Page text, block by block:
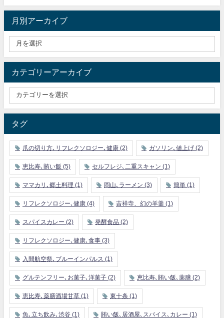
月別アーカイブ
カテゴリーアーカイブ
タグ
爪の切り方､リフレクソロジー､健康 (2) ガソリン､値上げ (2)
恵比寿､賄い飯 (5) セルフレジ､二重スキャン (1)
ママカリ､郷土料理 (1) 岡山､ラーメン (3) 簡単 (1)
リフレクソロジー､健康 (4) 吉祥寺、幻の羊羹 (1)
スパイスカレー (2) 発酵食品 (2)
リフレクソロジー､健康､食事 (3)
入間航空祭､ブルーインパルス (1)
グルテンフリー､お菓子､洋菓子 (2) 恵比寿､賄い飯､薬膳 (2)
恵比寿､薬膳酒場甘草 (1) 東十条 (1)
魚､立ち飲み､渋谷 (1) 賄い飯､居酒屋､スパイス､カレー (1)